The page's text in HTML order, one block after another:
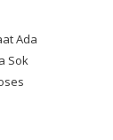
Ada
Sok